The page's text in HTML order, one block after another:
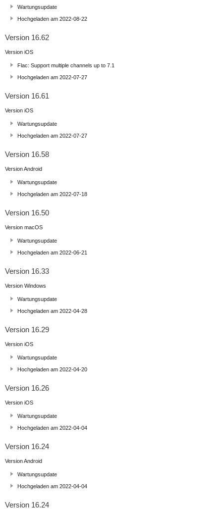
Wartungsupdate
Hochgeladen am 2022-08-22
Version 16.62
Version iOS
Flac: Support multiple channels up to 7.1
Hochgeladen am 2022-07-27
Version 16.61
Version iOS
Wartungsupdate
Hochgeladen am 2022-07-27
Version 16.58
Version Android
Wartungsupdate
Hochgeladen am 2022-07-18
Version 16.50
Version macOS
Wartungsupdate
Hochgeladen am 2022-06-21
Version 16.33
Version Windows
Wartungsupdate
Hochgeladen am 2022-04-28
Version 16.29
Version iOS
Wartungsupdate
Hochgeladen am 2022-04-20
Version 16.26
Version iOS
Wartungsupdate
Hochgeladen am 2022-04-04
Version 16.24
Version Android
Wartungsupdate
Hochgeladen am 2022-04-04
Version 16.24